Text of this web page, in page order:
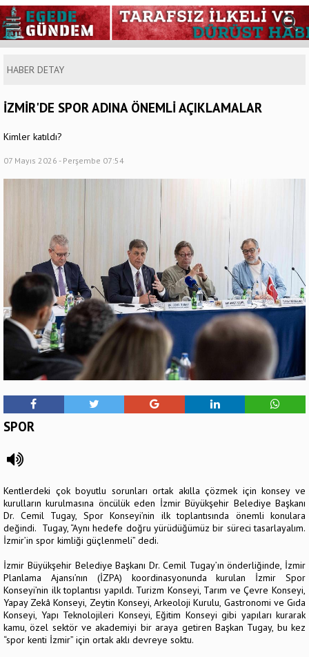
HABER DETAY
İZMİR'DE SPOR ADINA ÖNEMLİ AÇIKLAMALAR
Kimler katıldı?
07 Mayıs 2026 - Perşembe 07:54
SPOR
Kentlerdeki çok boyutlu sorunları ortak akılla çözmek için konsey ve
kurulların kurulmasına öncülük eden İzmir Büyükşehir Belediye Başkanı
Dr. Cemil Tugay, Spor Konseyi’nin ilk toplantısında önemli konulara
değindi. Tugay, “Aynı hedefe doğru yürüdüğümüz bir süreci tasarlayalım.
İzmir’in spor kimliği güçlenmeli” dedi.
İzmir Büyükşehir Belediye Başkanı Dr. Cemil Tugay’ın önderliğinde, İzmir
Planlama Ajansı’nın (İZPA) koordinasyonunda kurulan İzmir Spor
Konseyi’nin ilk toplantısı yapıldı. Turizm Konseyi, Tarım ve Çevre Konseyi,
Yapay Zekâ Konseyi, Zeytin Konseyi, Arkeoloji Kurulu, Gastronomi ve Gıda
Konseyi, Yapı Teknolojileri Konseyi, Eğitim Konseyi gibi yapıları kurarak
kamu, özel sektör ve akademiyi bir araya getiren Başkan Tugay, bu kez
“spor kenti İzmir” için ortak aklı devreye soktu.